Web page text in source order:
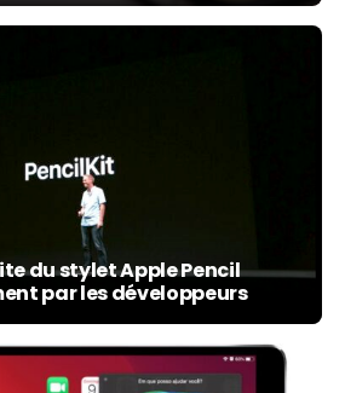
du stylet Apple Pencil
par les développeurs